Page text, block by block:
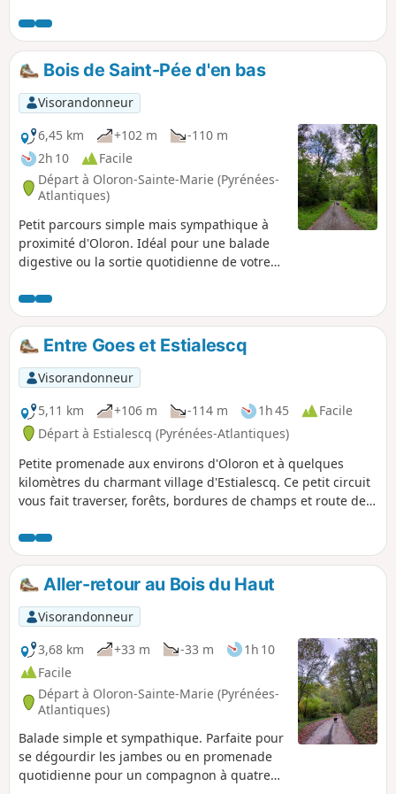
Bois de Saint-Pée d'en bas
Visorandonneur
6,45 km
+102 m
-110 m
2h 10
Facile
Départ à Oloron-Sainte-Marie (Pyrénées-
Atlantiques)
Petit parcours simple mais sympathique à
proximité d'Oloron. Idéal pour une balade
digestive ou la sortie quotidienne de votre
Entre Goes et Estialescq
Visorandonneur
5,11 km
+106 m -114 m 1h 45
Facile
Départ à Estialescq (Pyrénées-Atlantiques)
Petite promenade aux environs d'Oloron et à quelques
kilomètres du charmant village d'Estialescq. Ce petit circuit
vous fait traverser, forêts, bordures de champs et route de
Aller-retour au Bois du Haut
Visorandonneur
3,68 km
+33 m -33 m
1h 10
Facile
Départ à Oloron-Sainte-Marie (Pyrénées-
Atlantiques)
Balade simple et sympathique. Parfaite pour
se dégourdir les jambes ou en promenade
quotidienne pour un compagnon à quatre